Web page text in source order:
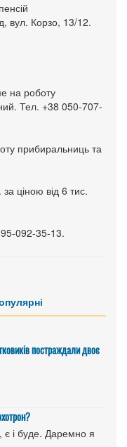
вул. Корзо, 13/12.
на роботу
Тел. +38 050-707-
прибиральниць та
ціною від 6 тис.
092-35-13.
постраждали двоє
є і буде. Даремно я